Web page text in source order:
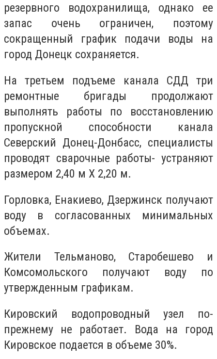
резервного водохранилища, однако ее
запас очень ограничен, поэтому
сокращенный график подачи воды на
город Донецк сохраняется.
На третьем подъеме канала СДД три
ремонтные бригады продолжают
выполнять работы по восстановлению
пропускной способности канала
Северский Донец-Донбасс, специалисты
проводят сварочные работы- устраняют
размером 2,40 м Х 2,20 м.
Горловка, Енакиево, Дзержинск получают
воду в согласованных минимальных
объемах.
Жители Тельманово, Старобешево и
Комсомольского получают воду по
утвержденным графикам.
Кировский водопроводный узел по-
прежнему не работает. Вода на город
Кировское подается в объеме 30%.